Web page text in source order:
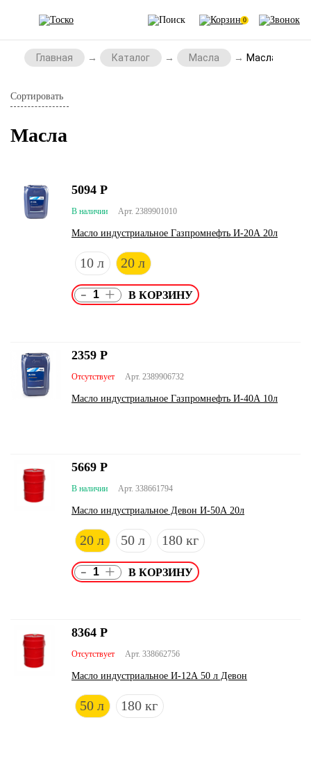
0
Главная Каталог Масла Масла
Сортировать
Масла
Арт. 2389901010
В наличии
Масло индустриальное Газпромнефть И-20А 20л
10 л 20 л
5094 Р
- +
Арт. 2389906732
Отсутствует
Масло индустриальное Газпромнефть И-40А 10л
2359 Р
Арт. 338661794
В наличии
Масло индустриальное Девон И-50А 20л
20 л 50 л 180 кг
5669 Р
- +
Арт. 338662756
Отсутствует
Масло индустриальное И-12А 50 л Девон
50 л 180 кг
8364 Р